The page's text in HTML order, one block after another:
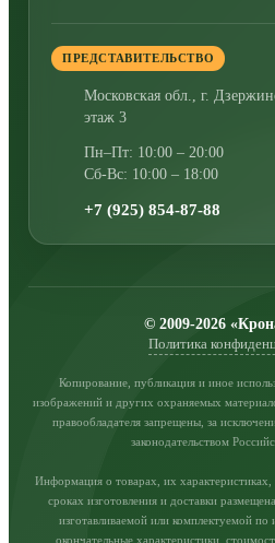
ПРЕДСТАВИТЕЛЬСТВО
Московская обл., г.
этаж 3
Пн–Пт: 10:00 – 20:00
Сб-Вс: 10:00 – 18:00
+7 (925) 854-87-88
© 2009-2026
Политика
Копирование, публикация и иное
изображений и других охраняемых
правообладателя запрещены, за
законодательством
Информация о товарах, их характеристиках,
сроках изготовления и доставки
изготавливаемой или комплектуемой
окончательные характеристики,